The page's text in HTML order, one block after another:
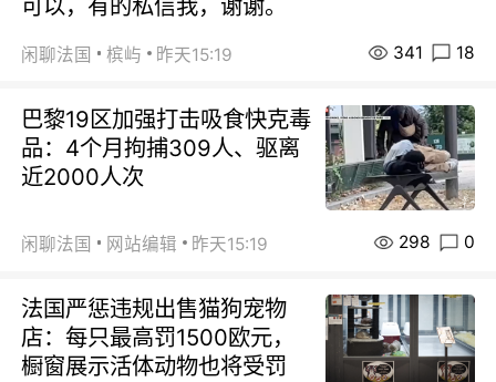
可以，有的私信我，谢谢。
闲聊法国 槟屿 昨天15:19 341 18
巴黎19区加强打击吸食快克毒
品：4个月拘捕309人、驱离
近2000人次
闲聊法国 网站编辑 昨天15:19 298 0
法国严惩违规出售猫狗宠物
店：每只最高罚1500欧元，
橱窗展示活体动物也将受罚